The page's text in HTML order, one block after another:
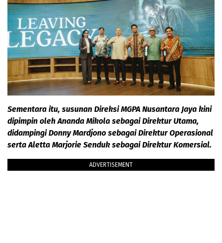
Sementara itu, susunan Direksi MGPA Nusantara Jaya kini
dipimpin oleh Ananda Mikola sebagai Direktur Utama,
didampingi Donny Mardjono sebagai Direktur Operasional
serta Aletta Marjorie Senduk sebagai Direktur Komersial.
ADVERTISEMENT